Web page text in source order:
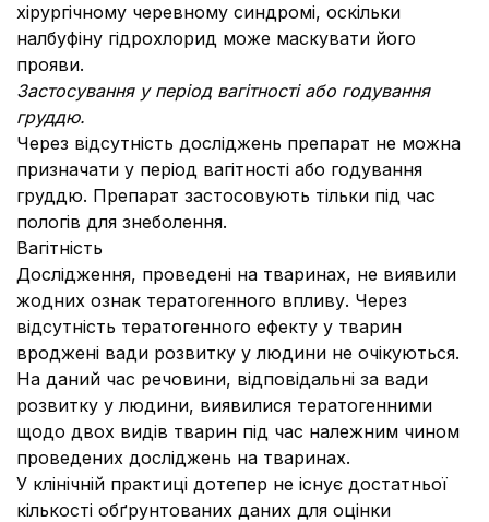
хірургічному черевному синдромі, оскільки
налбуфіну гідрохлорид може маскувати його
прояви.
Застосування у період вагітності або годування
груддю.
Через відсутність досліджень препарат не можна
призначати у період вагітності або годування
груддю. Препарат застосовують тільки під час
пологів для знеболення.
Вагітність
Дослідження, проведені на тваринах, не виявили
жодних ознак тератогенного впливу. Через
відсутність тератогенного ефекту у тварин
вроджені вади розвитку у людини не очікуються.
На даний час речовини, відповідальні за вади
розвитку у людини, виявилися тератогенними
щодо двох видів тварин під час належним чином
проведених досліджень на тваринах.
У клінічній практиці дотепер не існує достатньої
кількості обґрунтованих даних для оцінки